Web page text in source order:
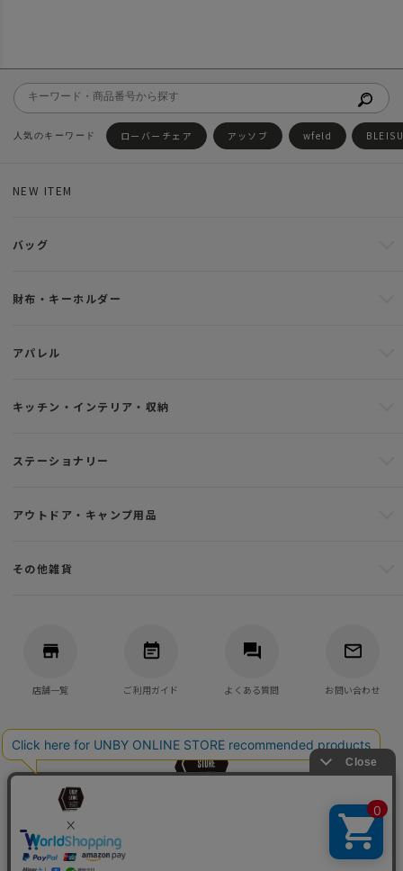
ローバーチェア アッソブ wfeld
NEW ITEM
バッグ
財布・キーホルダー
アパレル
キッチン・インテリア・収納
ステーショナリー
アウトドア・キャンプ用品
その他雑貨
店舗一覧 ご利用ガイド よくある質問 お問い合わせ